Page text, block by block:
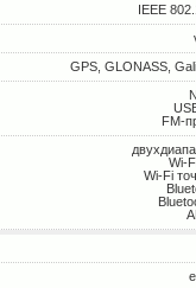
IEEE
GPS, GLONASS,
FM-
Wi-
Wi-Fi